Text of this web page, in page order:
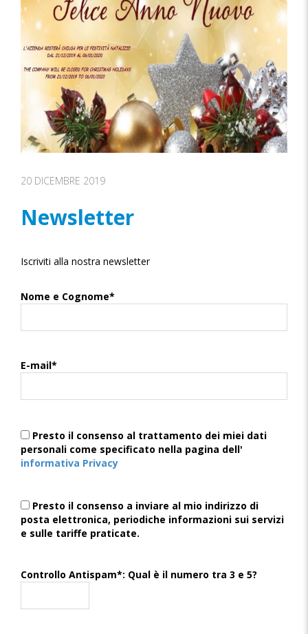
20 DICEMBRE 2019
Newsletter
Iscriviti alla nostra newsletter
Nome e Cognome*
E-mail*
personali come specificato nella pagina dell'
informativa Privacy
posta elettronica, periodiche informazioni sui servizi
e sulle tariffe praticate.
Controllo Antispam*: Qual è il numero tra 3 e 5?